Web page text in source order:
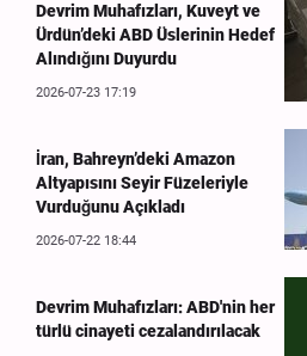
Devrim Muhafızları, Kuveyt ve
Ürdün’deki ABD Üslerinin Hedef
Alındığını Duyurdu
2026-07-23 17:19
İran, Bahreyn’deki Amazon
Altyapısını Seyir Füzeleriyle
Vurduğunu Açıkladı
2026-07-22 18:44
Devrim Muhafızları: ABD'nin her
türlü cinayeti cezalandırılacak